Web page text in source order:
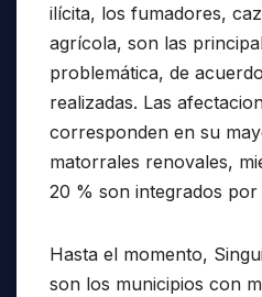
ilícita, los fumadores,
agrícola, son las
problemática, de
realizadas. Las
corresponden en su
matorrales renovales,
20 % son integrados
Hasta el momento,
son los municipios con